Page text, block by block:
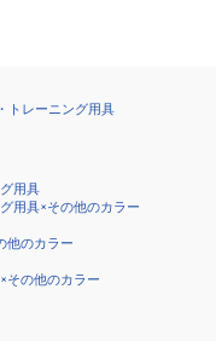
トレーニング用具
用具
用具×その他のカラー
他のカラー
その他のカラー